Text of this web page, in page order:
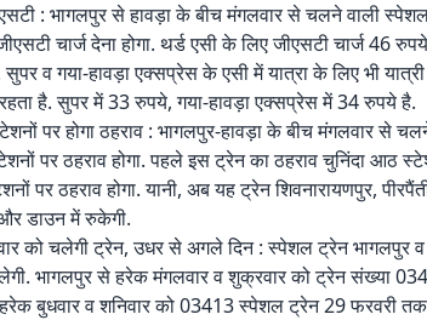
: भागलपुर से हावड़ा के बीच मंगलवार से चलने वाली
चार्ज देना होगा. थर्ड एसी के लिए जीएसटी चार्ज 46
सुपर व गया-हावड़ा एक्सप्रेस के एसी में यात्रा के लिए भी
है. सुपर में 33 रुपये, गया-हावड़ा एक्सप्रेस में 34 रुपये है.
पर होगा ठहराव : भागलपुर-हावड़ा के बीच मंगलवार से
पर ठहराव होगा. पहले इस ट्रेन का ठहराव चुनिंदा आठ
पर ठहराव होगा. यानी, अब यह ट्रेन शिवनारायणपुर,
डाउन में रुकेगी.
को चलेगी ट्रेन, उधर से अगले दिन : स्पेशल ट्रेन भागलपुर व
भागलपुर से हरेक मंगलवार व शुक्रवार को ट्रेन संख्या
बुधवार व शनिवार को 03413 स्पेशल ट्रेन 29 फरवरी